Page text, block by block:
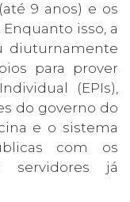
9 anos) e os
isso, a
diuturnamente
para prover
(EPIs),
do governo do
e o sistema
com os
servidores já